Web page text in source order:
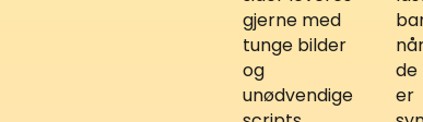
gjerne med
tunge bilder
og
unødvendige
de
er